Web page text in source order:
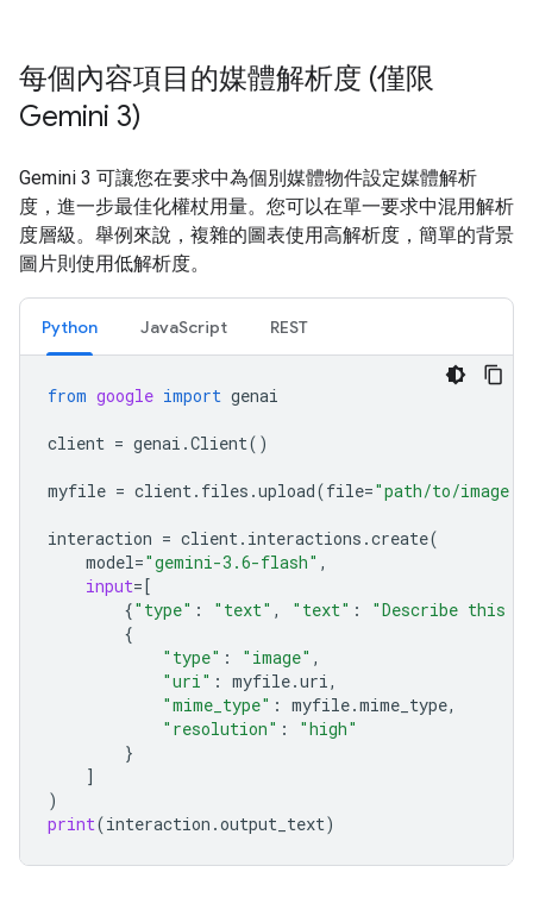
每個內容項目的媒體解析度 (僅限
Gemini 3)
Gemini 3 可讓您在要求中為個別媒體物件設定媒體解析
度，進一步最佳化權杖用量。您可以在單一要求中混用解析
度層級。舉例來說，複雜的圖表使用高解析度，簡單的背景
圖片則使用低解析度。
Python JavaScript REST
from google import genai
client = genai .Client()
myfile = client. files .upload(file="path/to/
interaction = client. interactions .create(
model="gemini-3.6-flash" ,
input=[
{"type" : "text" , "text" :
"Describe this
{
"type" : "image" ,
"uri" : myfile.uri,
"mime_type" : myfile.mime_type,
"resolution" :
"high"
}
]
)
print(interaction .output_text)